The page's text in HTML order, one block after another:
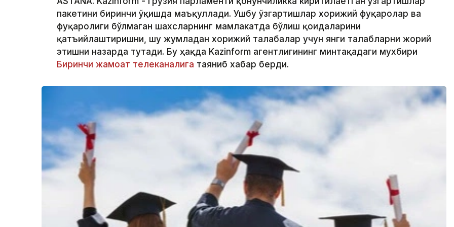
пакетини биринчи ўқишда маъқуллади. Ушбу ўзгартишлар хорижий фуқаролар ва
фуқаролиги бўлмаган шахсларнинг мамлакатда бўлиш қоидаларини
қатъийлаштиришни, шу жумладан хорижий талабалар учун янги талабларни жорий
этишни назарда тутади. Бу ҳақда Kazinform агентлигининг минтақадаги мухбири
Биринчи жамоат телеканалига таяниб хабар берди.